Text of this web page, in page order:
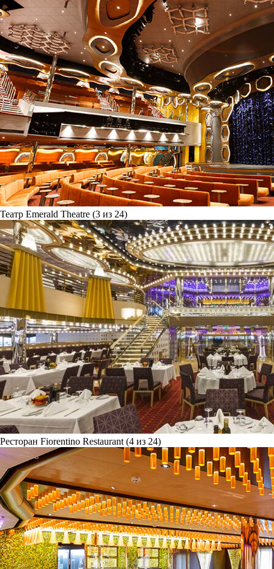
Театр Emerald Theatre (3 из 24)
Ресторан Fiorentino Restaurant (4 из 24)